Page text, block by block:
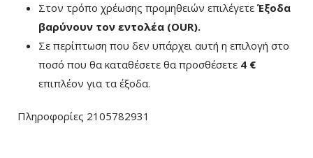
Στον τρόπο χρέωσης προμηθειών επιλέγετε Έξοδα
βαρύνουν τον εντολέα (ΟUR).
Σε περίπτωση που δεν υπάρχει αυτή η επιλογή στο
ποσό που θα καταθέσετε θα προσθέσετε 4 €
επιπλέον για τα έξοδα.
Πληροφορίες 2105782931